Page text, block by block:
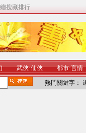
總搜藏排行
武俠·仙俠 都市·言情
熱門關鍵字：